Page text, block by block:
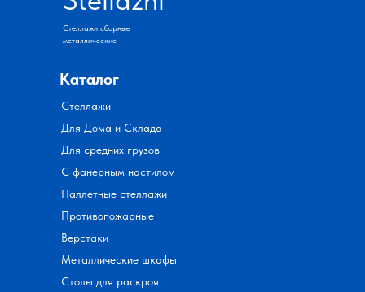
Стеллажи сборные
металлические
Каталог
Стеллажи
Для Дома и Склада
Для средних грузов
С фанерным настилом
Паллетные стеллажи
Противопожарные
Верстаки
Металлические шкафы
Столы для раскроя